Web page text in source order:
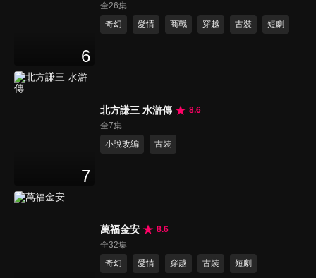
6
全26集
奇幻
愛情 商戰 穿越 古裝 短劇
7
北方謙三 水滸傳
8.6
全7集
小說改編
古裝
萬福金安
8.6
全32集
奇幻
愛情 穿越 古裝 短劇